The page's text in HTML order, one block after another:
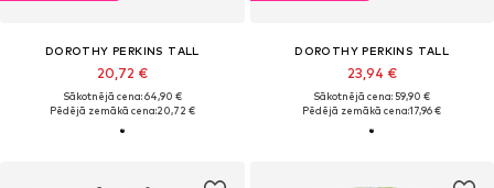
DOROTHY PERKINS TALL
20,72 €
Sākotnējā cena: 64,90 €
Pēdējā zemākā cena:20,72 €
DOROTHY PERKINS TALL
23,94 €
Sākotnējā cena: 59,90 €
Pēdējā zemākā cena:17,96 €